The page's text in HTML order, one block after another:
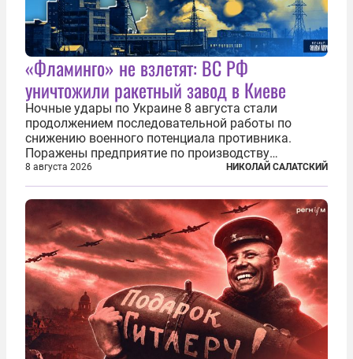
«Фламинго» не взлетят: ВС РФ
уничтожили ракетный завод в Киеве
Ночные удары по Украине 8 августа стали
продолжением последовательной работы по
снижению военного потенциала противника.
Поражены предприятие по производству
крылатых ракет, крупный склад топлива и два
сухогруза с военными грузами. Дополнительно
нанесены удары по объектам в ряде городов. В
Киеве...
8 августа 2026 НИКОЛАЙ САЛАТСКИЙ